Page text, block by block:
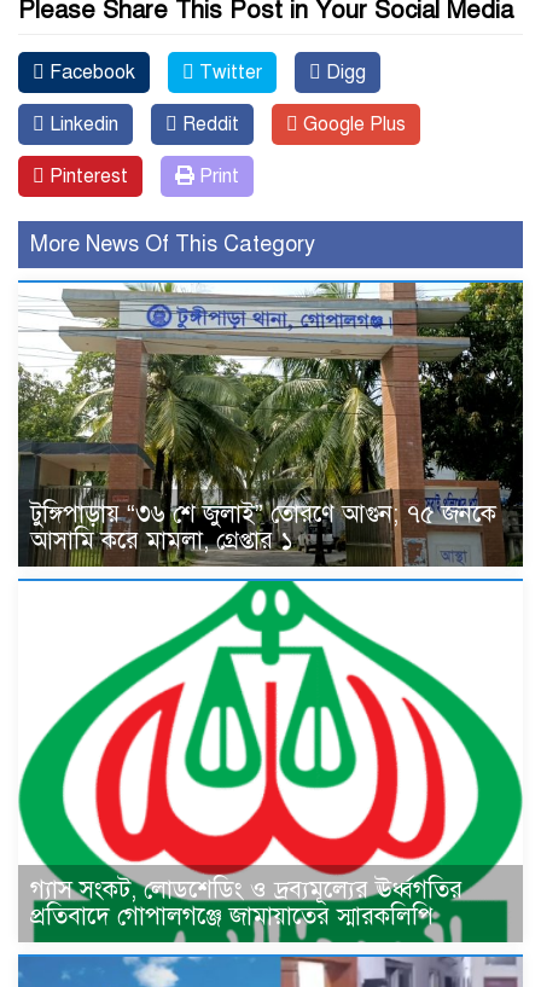
Please Share This Post in Your Social Media
Facebook Twitter Digg
Linkedin Reddit Google Plus
Pinterest Print
More News Of This Category
টুঙ্গিপাড়ায় “৩৬ শে জুলাই” তোরণে আগুন; ৭৫ জনকে
আসামি করে মামলা, গ্রেপ্তার ১
গ্যাস সংকট, লোডশেডিং ও দ্রব্যমূল্যের ঊর্ধ্বগতির
প্রতিবাদে গোপালগঞ্জে জামায়াতের স্মারকলিপি